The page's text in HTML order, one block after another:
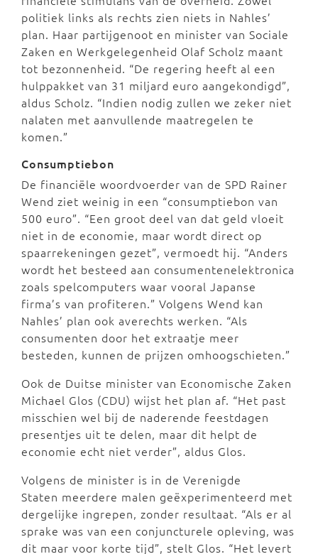
politiek links als rechts zien niets in Nahles’
plan. Haar partijgenoot en minister van Sociale
Zaken en Werkgelegenheid Olaf Scholz maant
tot bezonnenheid. “De regering heeft al een
hulppakket van 31 miljard euro aangekondigd”,
aldus Scholz. “Indien nodig zullen we zeker niet
nalaten met aanvullende maatregelen te
komen.”
Consumptiebon
De financiële woordvoerder van de SPD Rainer
Wend ziet weinig in een “consumptiebon van
500 euro”. “Een groot deel van dat geld vloeit
niet in de economie, maar wordt direct op
spaarrekeningen gezet”, vermoedt hij. “Anders
wordt het besteed aan consumentenelektronica
zoals spelcomputers waar vooral Japanse
firma’s van profiteren.” Volgens Wend kan
Nahles’ plan ook averechts werken. “Als
consumenten door het extraatje meer
besteden, kunnen de prijzen omhoogschieten.”
Ook de Duitse minister van Economische Zaken
Michael Glos (CDU) wijst het plan af. “Het past
misschien wel bij de naderende feestdagen
presentjes uit te delen, maar dit helpt de
economie echt niet verder”, aldus Glos.
Volgens de minister is in de Verenigde
Staten meerdere malen geëxperimenteerd met
dergelijke ingrepen, zonder resultaat. “Als er al
sprake was van een conjuncturele opleving, was
dit maar voor korte tijd”, stelt Glos. “Het levert